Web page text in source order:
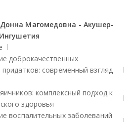
Магомедовна - Акушер-
доброкачественных
современный взгляд
комплексный подход к
здоровья
воспалительных заболеваний